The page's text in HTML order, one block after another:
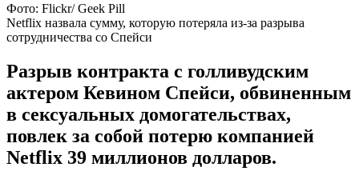
Фото: Flickr/ Geek Pill
Netflix назвала сумму, которую потеряла из-за разрыва
сотрудничества со Спейси
Разрыв контракта с голливудским
актером Кевином Спейси, обвиненным
в сексуальных домогательствах,
повлек за собой потерю компанией
Netflix 39 миллионов долларов.